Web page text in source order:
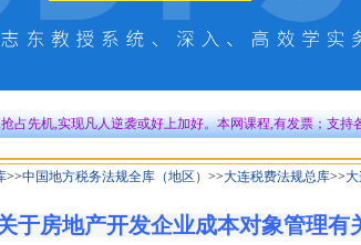
占先机,实现凡人逆袭或好上加好。本网课程,有发票；支持
>>中国地方税务法规全库（地区） >>大连税费法规总库>>
于房地产开发企业成本对象管理有